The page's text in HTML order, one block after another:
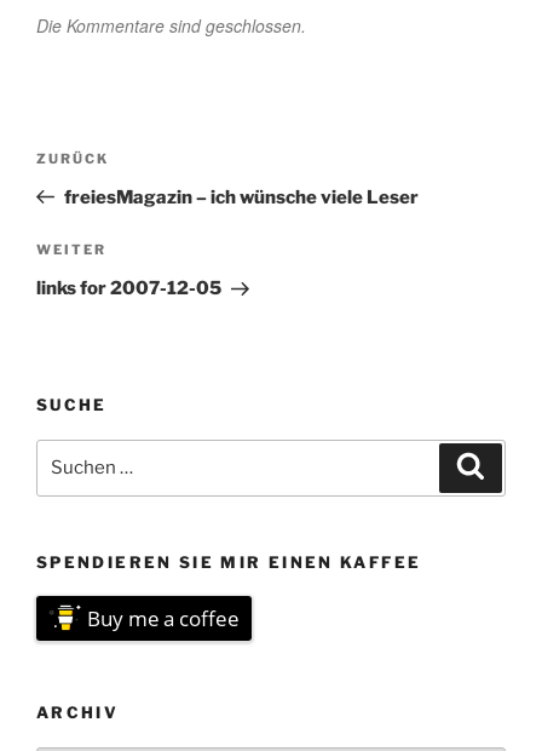
Die Kommentare sind geschlossen.
Beitragsnavigation
Vorheriger
Beitrag
ZURÜCK
freiesMagazin – ich wünsche viele Leser
Nächster
Beitrag
WEITER
links for 2007-12-05
SUCHE
nach:
SPENDIEREN SIE MIR EINEN KAFFEE
Buy me a coffee
ARCHIV